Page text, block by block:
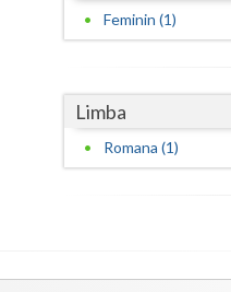
Feminin (1)
Limba
Romana (1)